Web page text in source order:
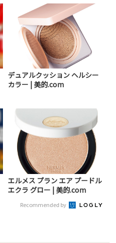
デュアルクッション ヘルシー
カラー | 美的.com
エルメス プラン エア プードル
エクラ グロー | 美的.com
Recommended by